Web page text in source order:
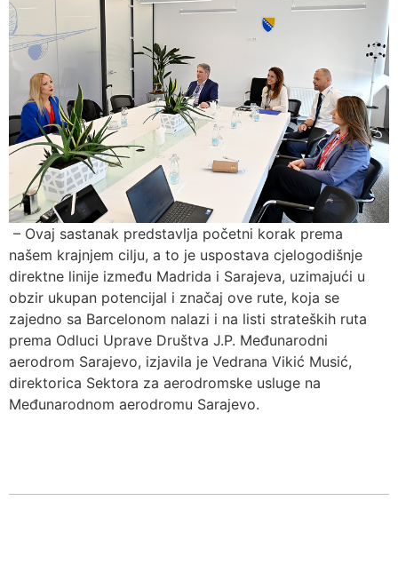
– Ovaj sastanak predstavlja početni korak prema
našem krajnjem cilju, a to je uspostava cjelogodišnje
direktne linije između Madrida i Sarajeva, uzimajući u
obzir ukupan potencijal i značaj ove rute, koja se
zajedno sa Barcelonom nalazi i na listi strateških ruta
prema Odluci Uprave Društva J.P. Međunarodni
aerodrom Sarajevo, izjavila je Vedrana Vikić Musić,
direktorica Sektora za aerodromske usluge na
Međunarodnom aerodromu Sarajevo.